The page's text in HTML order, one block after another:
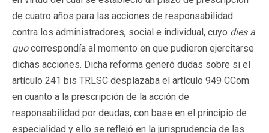
de cuatro años para las acciones de responsabilidad
contra los administradores, social e individual, cuyo dies a
quocorrespondía al momento en que pudieron ejercitarse
dichas acciones. Dicha reforma generó dudas sobre si el
artículo 241 bis TRLSC desplazaba el artículo 949 CCom
en cuanto a la prescripción de la acción de
responsabilidad por deudas, con base en el principio de
especialidad y ello se reflejó en la jurisprudencia de las